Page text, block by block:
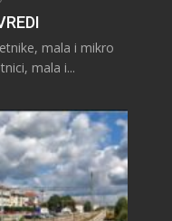
mala i mikro
mala i...